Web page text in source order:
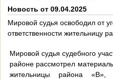
Новость от 09.04.2025
Мировой судья освободил от
ответственности жительницу
Мировой судья судебного
районе рассмотрел
жительницы района «В»,